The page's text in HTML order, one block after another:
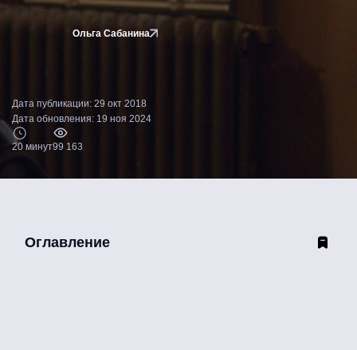
Ольга Сабанина
Дата публикации: 29 окт 2018
Дата обновления: 19 ноя 2024
20 минут99 163
Оглавление